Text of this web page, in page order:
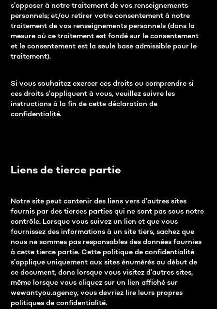
s’opposer à notre traitement de vos renseignements
personnels; et/ou retirer votre consentement à notre
traitement de vos renseignements personnels (dans la
mesure où ce traitement est fondé sur le consentement
et le consentement est la seule base admissible pour le
traitement).
Si vous souhaitez exercer ces droits ou comprendre si
ces droits s’appliquent à vous, veuillez suivre les
instructions à la fin de cette déclaration de
confidentialité.
Liens de tierce partie
Notre site peut contenir des liens vers d’autres sites
fournis par des tierces parties qui ne sont pas sous notre
contrôle. Lorsque vous suivez un lien et que vous
fournissez des informations à un site tiers, sachez que
nous ne sommes pas responsables des données fournies
à cette tierce partie. Cette politique de confidentialité
s’applique uniquement aux sites énumérés au début de
ce document, donc lorsque vous visitez d’autres sites,
même lorsque vous cliquez sur un lien affiché sur
wewantyou.agency, vous devriez lire leurs propres
politiques de confidentialité.